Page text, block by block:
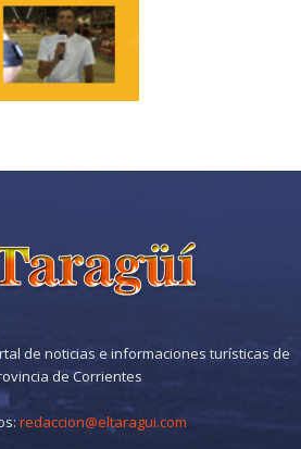
de noticias e informaciones turísticas de
de Corrientes
redaccion@eltaragui.com